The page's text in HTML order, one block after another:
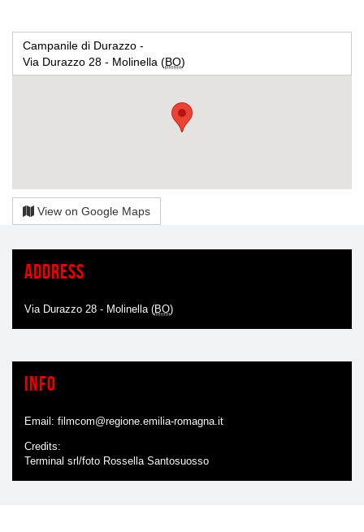
Campanile di Durazzo -
Via Durazzo 28 - Molinella (BO)
View on Google Maps
Address
Via Durazzo 28 - Molinella (BO)
Info
Email: filmcom@regione.emilia-romagna.it
Credits
Terminal srl/foto Rossella Santosuosso